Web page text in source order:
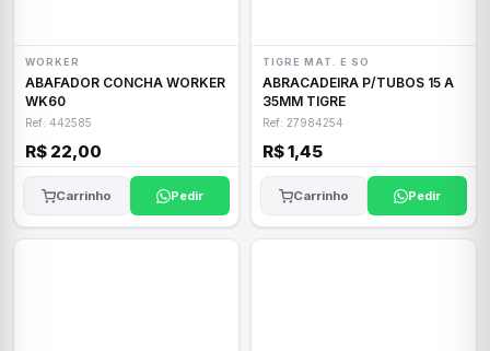
WORKER
ABAFADOR CONCHA WORKER
WK60
Ref: 442585
R$ 22,00
Carrinho Pedir
TIGRE MAT. E SO
ABRACADEIRA P/TUBOS 15 A
35MM TIGRE
Ref: 27984254
R$ 1,45
Carrinho Pedir